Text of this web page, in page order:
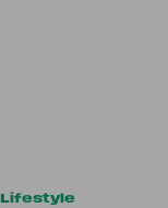
Lifestyle